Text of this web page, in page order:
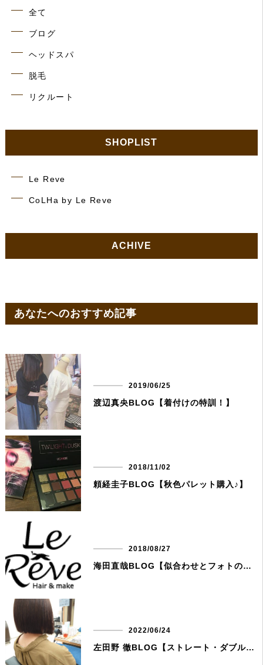
全て
ブログ
ヘッドスパ
脱毛
リクルート
SHOPLIST
Le Reve
CoLHa by Le Reve
ACHIVE
あなたへのおすすめ記事
2019/06/25
渡辺真央BLOG【着付けの特訓！】
2018/11/02
頼経圭子BLOG【秋色パレット購入♪】
2018/08/27
海田直哉BLOG【似合わせとフォトの講習】
2022/06/24
左田野 徹BLOG【ストレート・ダブルカラーのコンビネーション】